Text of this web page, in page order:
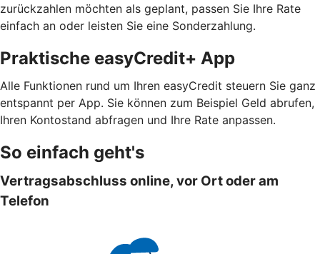
zurückzahlen möchten als geplant, passen Sie Ihre Rate
einfach an oder leisten Sie eine Sonderzahlung.
Praktische easyCredit+ App
Alle Funktionen rund um Ihren easyCredit steuern Sie ganz
entspannt per App. Sie können zum Beispiel Geld abrufen,
Ihren Kontostand abfragen und Ihre Rate anpassen.
So einfach geht's
Vertragsabschluss online, vor Ort oder am
Telefon